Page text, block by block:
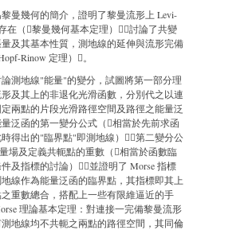
曼幾何的簡介，證明了黎曼流形上 Levi-
在（黎曼幾何基本定理），討論了共變
及其基本性質，測地線的延伸與流形完備
Rinow 定理）。
測地線"能量"的變分，試圖將第一部分理
及其上的非退化光滑函數，分別代之以連
兩點的片段光滑路徑空間及路徑之能量泛
泛函的第一變分公式（相當於先前求函
得出的"臨界點"即測地線），第二變分公
場及定義共軛點的重數（相當於函數臨
及指標的討論），並證明了 Morse 指標
線作為能量泛函的臨界點，其指標即其上
重數總合，搭配上一些有限維逼近的手
理論基本定理：對連接一完備黎曼流形
測地線均不共軛之兩點的路徑空間，其同倫